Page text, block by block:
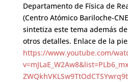
Departamento de Física de
(Centro Atómico Bariloche-
sintetiza este tema además
otros detalles. Enlace de la
https://www.youtube.com/